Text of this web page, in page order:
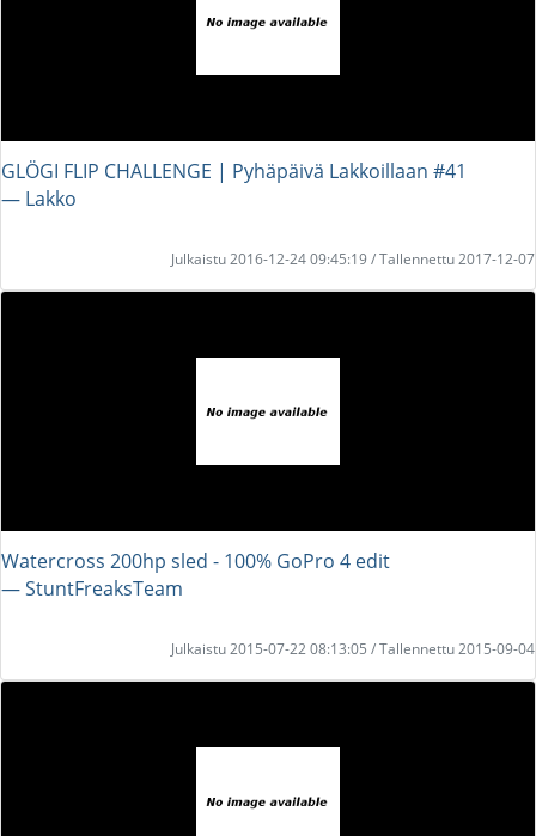
GLÖGI FLIP CHALLENGE | Pyhäpäivä Lakkoillaan #41
― Lakko
Julkaistu 2016-12-24 09:45:19 / Tallennettu 2017-12-07
Watercross 200hp sled - 100% GoPro 4 edit
― StuntFreaksTeam
Julkaistu 2015-07-22 08:13:05 / Tallennettu 2015-09-04